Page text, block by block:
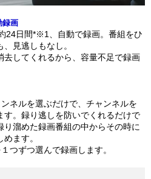
録画
24日間*※1、自動で録画。番組をひ
見逃しもなし。
してくれるから、容量不足で録画
ネルを選ぶだけで、チャンネルを
す。録り逃しを防いでくれるだけで
溜めた録画番組の中からその時に
ます。
つずつ選んで録画します。